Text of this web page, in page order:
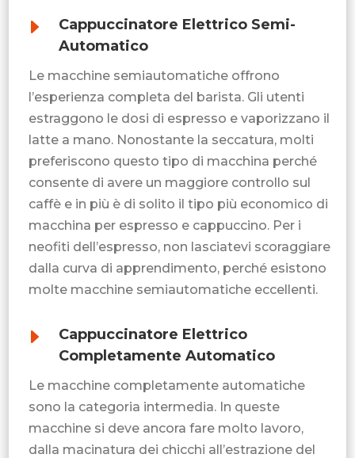
E
Cappuccinatore Elettrico Semi-
Automatico
Le macchine semiautomatiche offrono
l’esperienza completa del barista. Gli utenti
estraggono le dosi di espresso e vaporizzano il
latte a mano. Nonostante la seccatura, molti
preferiscono questo tipo di macchina perché
consente di avere un maggiore controllo sul
caffè e in più è di solito il tipo più economico di
macchina per espresso e cappuccino. Per i
neofiti dell’espresso, non lasciatevi scoraggiare
dalla curva di apprendimento, perché esistono
molte macchine semiautomatiche eccellenti.
E
Cappuccinatore Elettrico
Completamente Automatico
Le macchine completamente automatiche
sono la categoria intermedia. In queste
macchine si deve ancora fare molto lavoro,
dalla macinatura dei chicchi all’estrazione del